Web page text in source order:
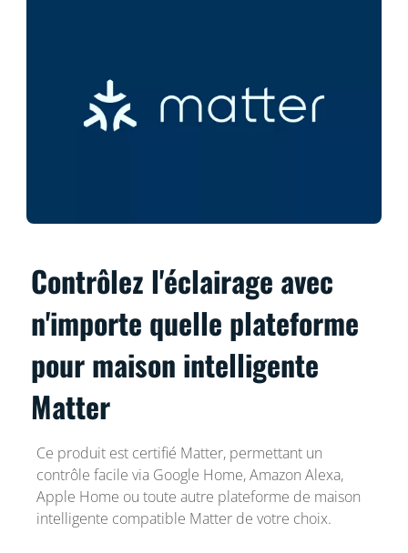
Contrôlez l'éclairage avec
n'importe quelle plateforme
pour maison intelligente
Matter
Ce produit est certifié Matter, permettant un
contrôle facile via Google Home, Amazon Alexa,
Apple Home ou toute autre plateforme de maison
intelligente compatible Matter de votre choix.